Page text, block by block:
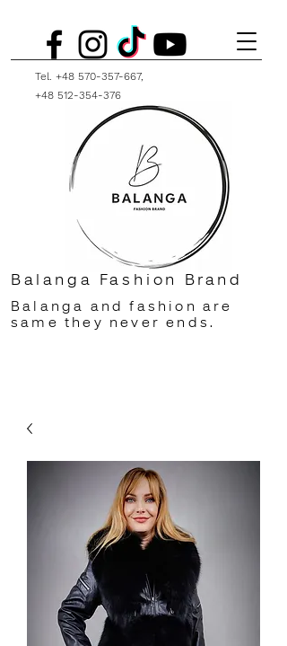
Tel. +48 570-357-667,
+48 512-354-376
Balanga Fashion Brand
Balanga and fashion are
same they never ends.